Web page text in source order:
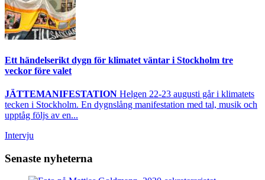
Ett händelserikt dygn för klimatet väntar i Stockholm tre
veckor före valet
JÄTTEMANIFESTATION Helgen 22-23 augusti går i klimatets
tecken i Stockholm. En dygnslång manifestation med tal, musik och
upptåg följs av en...
Intervju
Senaste nyheterna